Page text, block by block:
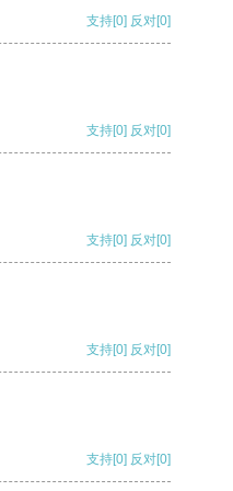
支持[0] 反对[0]
支持[0] 反对[0]
支持[0] 反对[0]
支持[0] 反对[0]
支持[0] 反对[0]